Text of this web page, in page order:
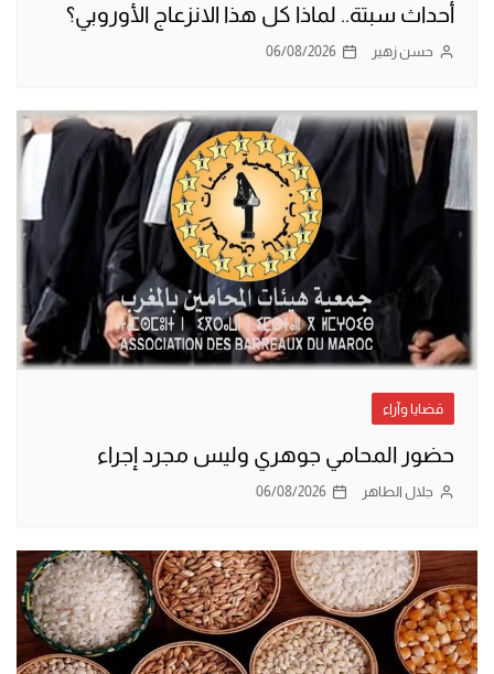
أحداث سبتة.. لماذا كل هذا الانزعاج الأوروبي؟
حسن زهير 06/08/2026
قضايا وآراء
حضور المحامي جوهري وليس مجرد إجراء
جلال الطاهر 06/08/2026